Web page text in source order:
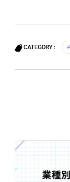
CATEGORY